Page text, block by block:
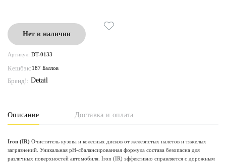
Нет в наличии
Артикул: DT-0133
Кешбэк:187 Баллов
Бренд!: Detail
Описание Доставка и оплата
Iron (IR) Очиститель кузова и колесных дисков от железистых налетов и тяжелых
загрязнений. Уникальная pH-сбалансированная формула состава безопасна для
различных поверхностей автомобиля. Iron (IR) эффективно справляется с дорожным